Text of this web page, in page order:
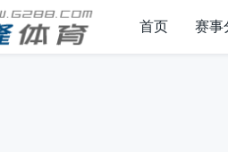
首页 赛事